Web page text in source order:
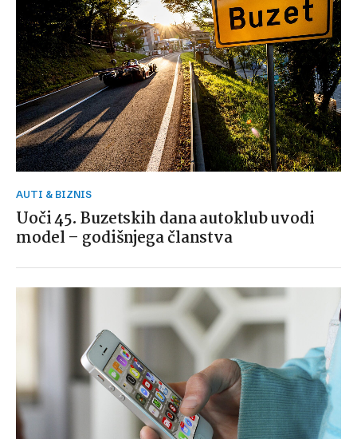
AUTI & BIZNIS
Uoči 45. Buzetskih dana autoklub uvodi
model – godišnjega članstva